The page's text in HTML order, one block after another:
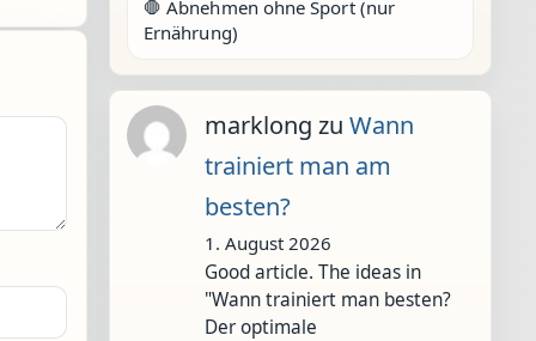
🛑 Abnehmen ohne Sport (nur
Ernährung)
marklong zu Wann
trainiert man am
besten?
1. August 2026
Good article. The ideas in
"Wann trainiert man besten?
Der optimale